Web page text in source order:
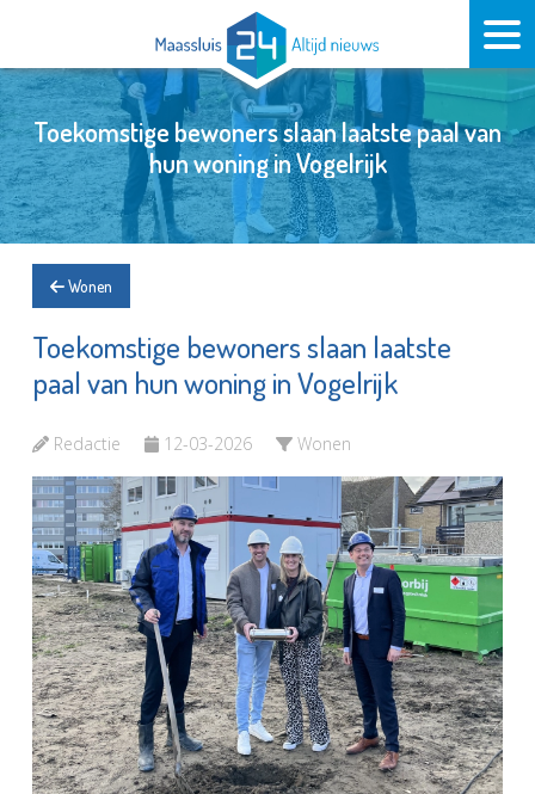
Toekomstige bewoners slaan laatste paal van
hun woning in Vogelrijk
Wonen
Toekomstige bewoners slaan laatste
paal van hun woning in Vogelrijk
Redactie 12-03-2026 Wonen